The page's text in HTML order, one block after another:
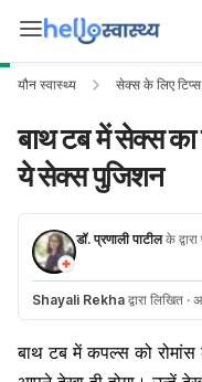
यौन स्वास्थ्य सेक्स के लिए टिप्स
बाथ टब में सेक्स का
ये सेक्स पुजिशन
डॉ. प्रणाली पाटीलके
Shayali Rekha द्वारा लिखित ·
बाथ टब में कपल्स को रोमांस